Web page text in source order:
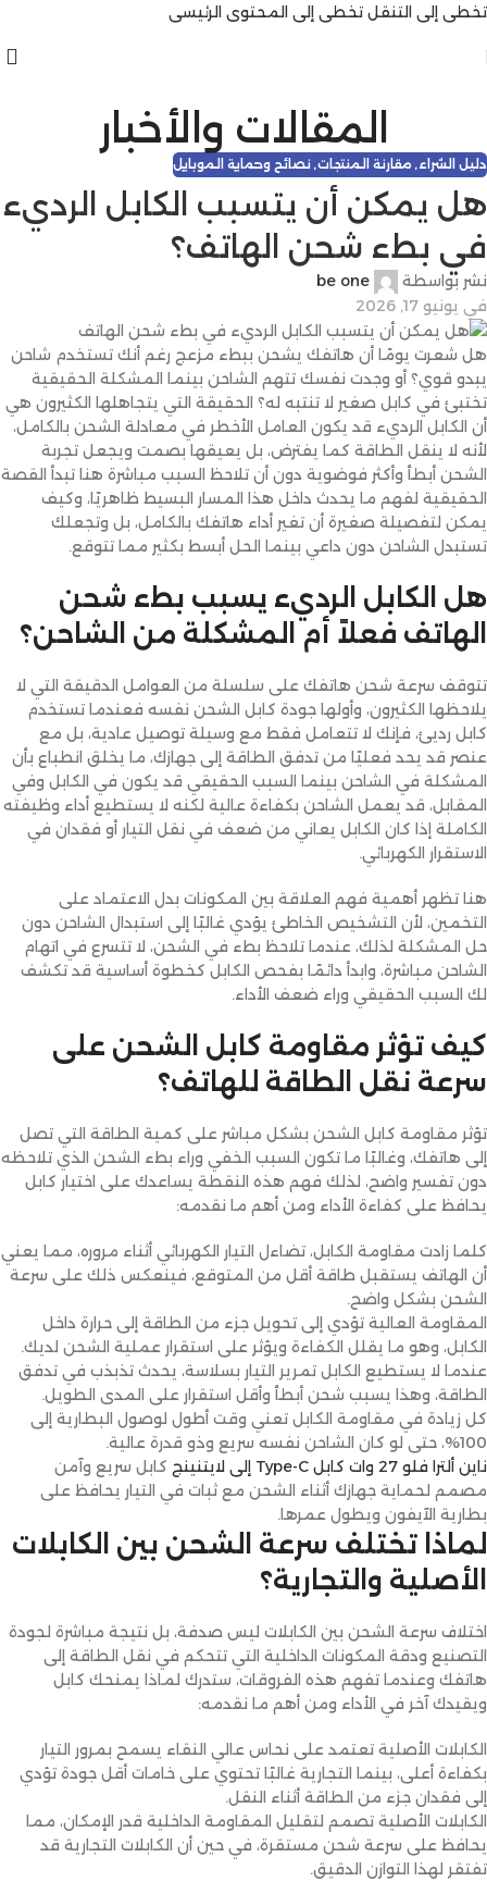
تخطي إلى التنقل تخطي إلى المحتوى الرئيسي
المقالات والأخبار
دليل الشراء, مقارنة المنتجات, نصائح وحماية الموبايل
هل يمكن أن يتسبب الكابل الرديء
في بطء شحن الهاتف؟
نشر بواسطة
be one
في يونيو 17, 2026
هل شعرت يومًا أن هاتفك يشحن ببطء مزعج رغم أنك تستخدم شاحن
يبدو قوي؟ أو وجدت نفسك تتهم الشاحن بينما المشكلة الحقيقية
تختبئ في كابل صغير لا تنتبه له؟ الحقيقة التي يتجاهلها الكثيرون هي
أن الكابل الرديء قد يكون العامل الأخطر في معادلة الشحن بالكامل،
لأنه لا ينقل الطاقة كما يفترض، بل يعيقها بصمت ويجعل تجربة
الشحن أبطأ وأكثر فوضوية دون أن تلاحظ السبب مباشرة هنا تبدأ القصة
الحقيقية لفهم ما يحدث داخل هذا المسار البسيط ظاهريًا، وكيف
يمكن لتفصيلة صغيرة أن تغير أداء هاتفك بالكامل، بل وتجعلك
تستبدل الشاحن دون داعي بينما الحل أبسط بكثير مما تتوقع.
هل الكابل الرديء يسبب بطء شحن
الهاتف فعلاً أم المشكلة من الشاحن؟
تتوقف سرعة شحن هاتفك على سلسلة من العوامل الدقيقة التي لا
يلاحظها الكثيرون، وأولها جودة كابل الشحن نفسه فعندما تستخدم
كابل رديئ، فإنك لا تتعامل فقط مع وسيلة توصيل عادية، بل مع
عنصر قد يحد فعليًا من تدفق الطاقة إلى جهازك، ما يخلق انطباع بأن
المشكلة في الشاحن بينما السبب الحقيقي قد يكون في الكابل وفي
المقابل، قد يعمل الشاحن بكفاءة عالية لكنه لا يستطيع أداء وظيفته
الكاملة إذا كان الكابل يعاني من ضعف في نقل التيار أو فقدان في
الاستقرار الكهربائي.
هنا تظهر أهمية فهم العلاقة بين المكونات بدل الاعتماد على
التخمين، لأن التشخيص الخاطئ يؤدي غالبًا إلى استبدال الشاحن دون
حل المشكلة لذلك، عندما تلاحظ بطء في الشحن، لا تتسرع في اتهام
الشاحن مباشرة، وابدأ دائمًا بفحص الكابل كخطوة أساسية قد تكشف
لك السبب الحقيقي وراء ضعف الأداء.
كيف تؤثر مقاومة كابل الشحن على
سرعة نقل الطاقة للهاتف؟
تؤثر مقاومة كابل الشحن بشكل مباشر على كمية الطاقة التي تصل
إلى هاتفك، وغالبًا ما تكون السبب الخفي وراء بطء الشحن الذي تلاحظه
دون تفسير واضح، لذلك فهم هذه النقطة يساعدك على اختيار كابل
يحافظ على كفاءة الأداء ومن أهم ما نقدمه:
كلما زادت مقاومة الكابل، تضاءل التيار الكهربائي أثناء مروره، مما يعني
أن الهاتف يستقبل طاقة أقل من المتوقع، فينعكس ذلك على سرعة
الشحن بشكل واضح.
المقاومة العالية تؤدي إلى تحويل جزء من الطاقة إلى حرارة داخل
الكابل، وهو ما يقلل الكفاءة ويؤثر على استقرار عملية الشحن لديك.
عندما لا يستطيع الكابل تمرير التيار بسلاسة، يحدث تذبذب في تدفق
الطاقة، وهذا يسبب شحن أبطأ وأقل استقرار على المدى الطويل.
كل زيادة في مقاومة الكابل تعني وقت أطول لوصول البطارية إلى
100%، حتى لو كان الشاحن نفسه سريع وذو قدرة عالية.
ناين ألترا فلو 27 وات كابل Type-C إلى لايتنينج
كابل سريع وآمن
مصمم لحماية جهازك أثناء الشحن مع ثبات في التيار يحافظ على
بطارية الآيفون ويطول عمرها.
لماذا تختلف سرعة الشحن بين الكابلات
الأصلية والتجارية؟
اختلاف سرعة الشحن بين الكابلات ليس صدفة، بل نتيجة مباشرة لجودة
التصنيع ودقة المكونات الداخلية التي تتحكم في نقل الطاقة إلى
هاتفك وعندما تفهم هذه الفروقات، ستدرك لماذا يمنحك كابل
ويقيدك آخر في الأداء ومن أهم ما نقدمه:
الكابلات الأصلية تعتمد على نحاس عالي النقاء يسمح بمرور التيار
بكفاءة أعلى، بينما التجارية غالبًا تحتوي على خامات أقل جودة تؤدي
إلى فقدان جزء من الطاقة أثناء النقل.
الكابلات الأصلية تصمم لتقليل المقاومة الداخلية قدر الإمكان، مما
يحافظ على سرعة شحن مستقرة، في حين أن الكابلات التجارية قد
تفتقر لهذا التوازن الدقيق.